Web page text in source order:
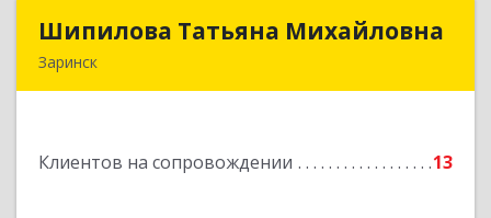
Шипилова Татьяна Михайловна
Заринск
Клиентов на сопровождении 13
Шипилова Татьяна Михайловна